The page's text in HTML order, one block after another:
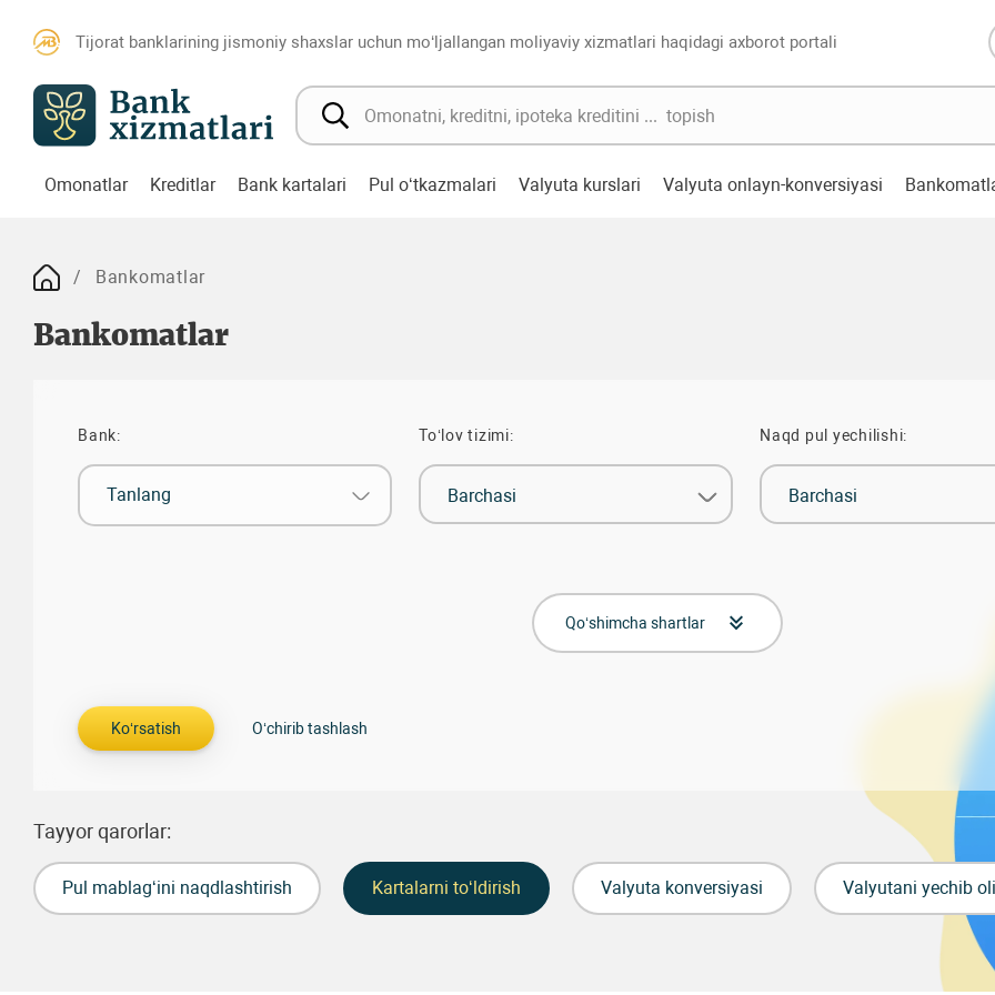
Tijorat banklarining jismoniy shaxslar uchun mo‘ljallangan moliyaviy xizmatlari haqidagi axborot portali
Omonatlar Kreditlar Bank kartalari Pul o‘tkazmalari Valyuta kurslari Valyuta onlayn-konversiyasi
Bankomatlar
Bankomatlar
Bank:
Tanlang
To‘lov tizimi:
Barchasi
Naqd pul yechilishi:
Barchasi
Qo‘shimcha shartlar
Tayyor qarorlar:
Pul mablag‘ini naqdlashtirish Kartalarni to‘ldirish Valyuta konversiyasi Valyutani yechib